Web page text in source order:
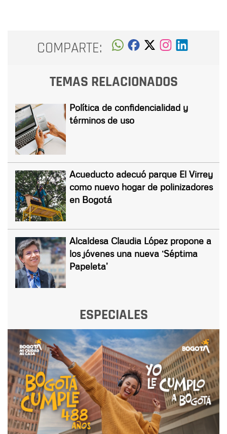
COMPARTE:
TEMAS RELACIONADOS
Política de confidencialidad y
términos de uso
Acueducto adecuó parque El Virrey
como nuevo hogar de polinizadores
en Bogotá
Alcaldesa Claudia López propone a
los jóvenes una nueva ‘Séptima
Papeleta’
ESPECIALES